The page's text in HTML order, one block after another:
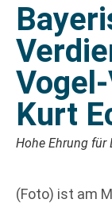
Kurt
Hohe Ehrung für
(Foto) ist am